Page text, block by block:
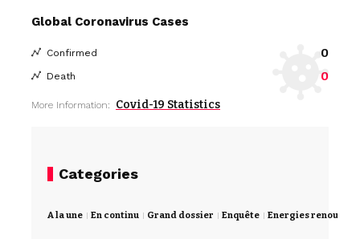
Global Coronavirus Cases
Confirmed 0
Death 0
More Information: Covid-19 Statistics
Categories
A la une En continu Grand dossier Enquête Energies